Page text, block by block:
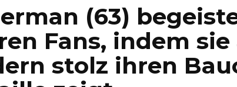
(63)
Fans, indem
stolz ihren